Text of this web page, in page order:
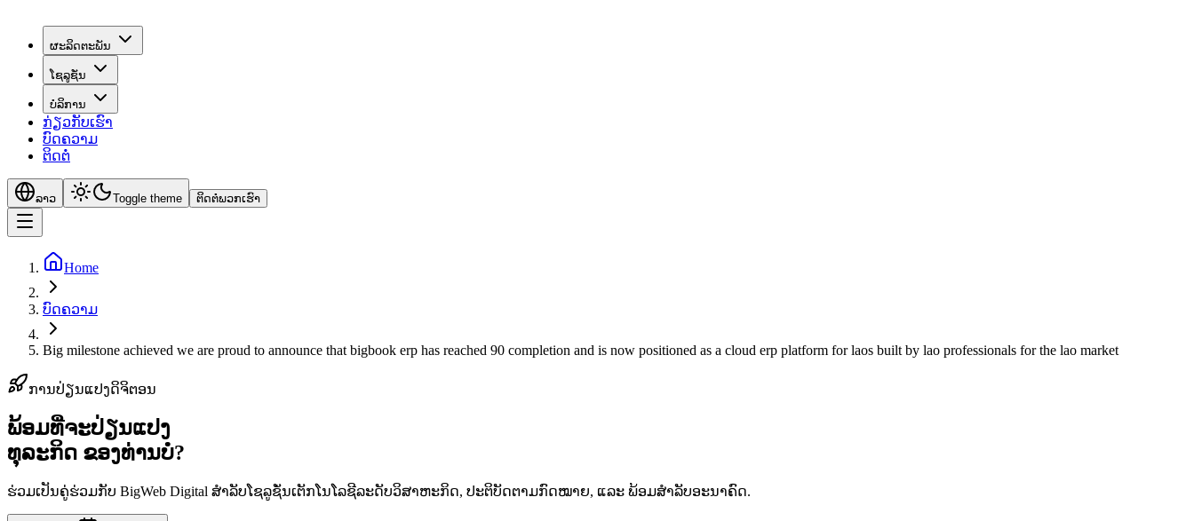
ຜະລິດຕະພັນ
ໂຊລູຊັ່ນ
ບໍລິການ
ກ່ຽວກັບເຮົາ
ບົດຄວາມ
ຕິດຕໍ່
ລາວ Toggle theme ຕິດຕໍ່ພວກເຮົາ
Home
ບົດຄວາມ
Big milestone achieved we are proud to announce that bigbook erp has reached 90 completion and is now positioned as a cloud erp platform for laos built by lao professionals for the lao market
ການປ່ຽນແປງດິຈິຕອນ
ພ້ອມທີ່ຈະປ່ຽນແປງ
ທຸລະກິດ ຂອງທ່ານບໍ?
ຮ່ວມເປັນຄູ່ຮ່ວມກັບ BigWeb Digital ສຳລັບໂຊລູຊັ່ນເຕັກໂນໂລຊີລະດັບວິສາຫະກິດ, ປະຕິບັດຕາມກົດໝາຍ, ແລະ ພ້ອມສຳລັບອະນາຄົດ.